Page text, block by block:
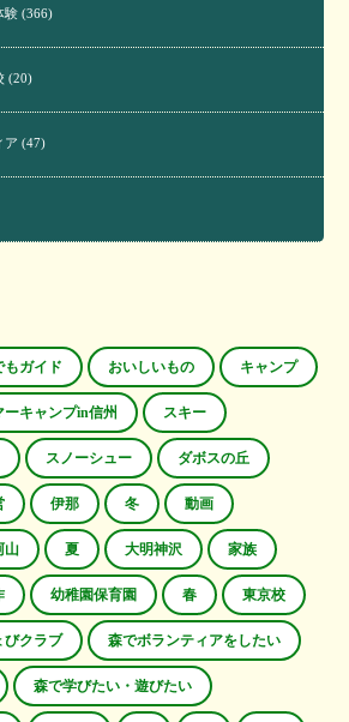
験(366)
(20)
ア (47)
もガイド おいしいもの キャンプ
ーキャンプin信州 スキー
スノーシュー ダボスの丘
伊那 冬 動画
山 夏 大明神沢 家族
幼稚園保育園 春 東京校
びクラブ 森でボランティアをしたい
森で学びたい・遊びたい